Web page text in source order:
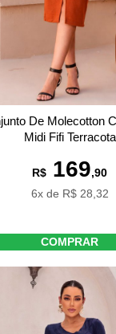
De Molecotton
Midi Fifi Terracota
R$ 169,90
6x de R$ 28,32
COMPRAR